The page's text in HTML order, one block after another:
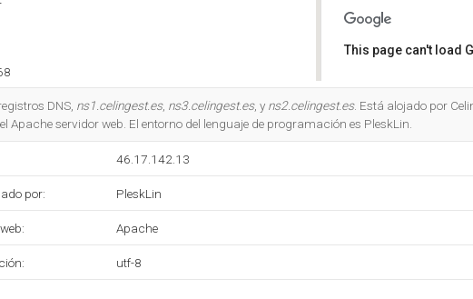
This page can't load
DNS, ns1.celingest.es, ns3.celingest.es, y ns2.celingest.es. Está alojado por
Apache servidor web. El entorno del lenguaje de programación es PleskLin.
46.17.142.13
por: PleskLin
Apache
utf-8